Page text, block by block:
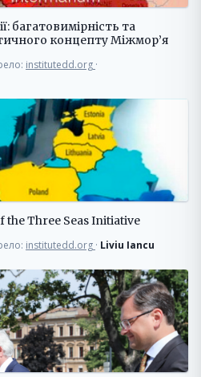
багатовимірність та
концепту Міжмор’я
institutedd.org ·
the Three Seas Initiative
institutedd.org · Liviu Iancu